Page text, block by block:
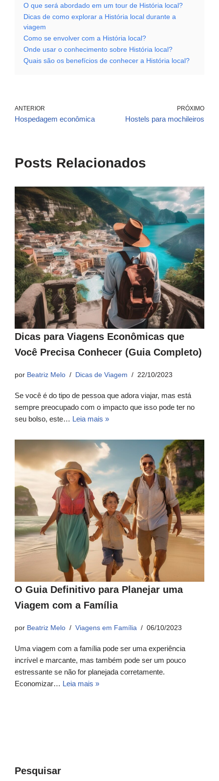
O que será abordado em um tour de História local?
Dicas de como explorar a História local durante a
viagem
Como se envolver com a História local?
Onde usar o conhecimento sobre História local?
Quais são os benefícios de conhecer a História local?
ANTERIOR
Hospedagem econômica
PRÓXIMO
Hostels para mochileiros
Posts Relacionados
Dicas para Viagens Econômicas que
Você Precisa Conhecer (Guia Completo)
por Beatriz Melo Dicas de Viagem 22/10/2023
Se você é do tipo de pessoa que adora viajar, mas está
sempre preocupado com o impacto que isso pode ter no
seu bolso, este… Leia mais »
O Guia Definitivo para Planejar uma
Viagem com a Família
por Beatriz Melo Viagens em Família 06/10/2023
Uma viagem com a família pode ser uma experiência
incrível e marcante, mas também pode ser um pouco
estressante se não for planejada corretamente.
Economizar… Leia mais »
Pesquisar